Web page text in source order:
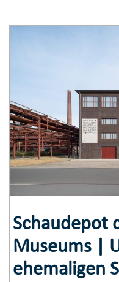
Schaudepot
Museums |
ehemaligen